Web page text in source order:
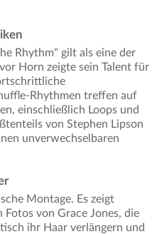
Rhythm" gilt als eine der
Horn zeigte sein Talent für
Rhythmen treffen auf
einschließlich Loops und
von Stephen Lipson
unverwechselbaren
Montage. Es zeigt
Fotos von Grace Jones, die
ihr Haar verlängern und